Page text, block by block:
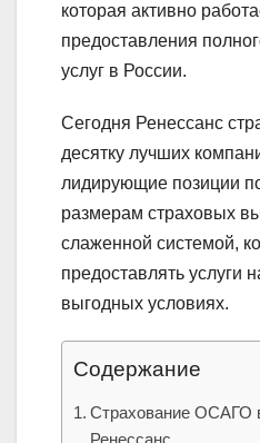
которая активно
предоставления
услуг в России.
Сегодня Ренессанс
десятку лучших
лидирующие позиции
размерам страховых
слаженной системой,
предоставлять услуги
выгодных условиях.
Содержание
Страхование ОСАГО